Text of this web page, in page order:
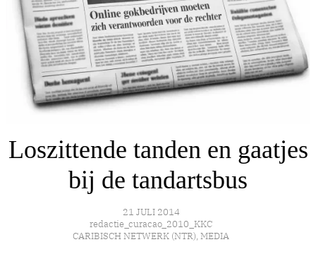
Loszittende tanden en gaatjes
bij de tandartsbus
21 JULI 2014
redactie_curacao_2010_KKC
CARIBISCH NETWERK (NTR), MEDIA